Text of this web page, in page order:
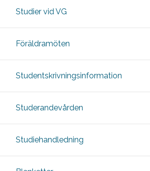
Studier vid VG
Föräldramöten
Studentskrivningsinformation
Studerandevården
Studiehandledning